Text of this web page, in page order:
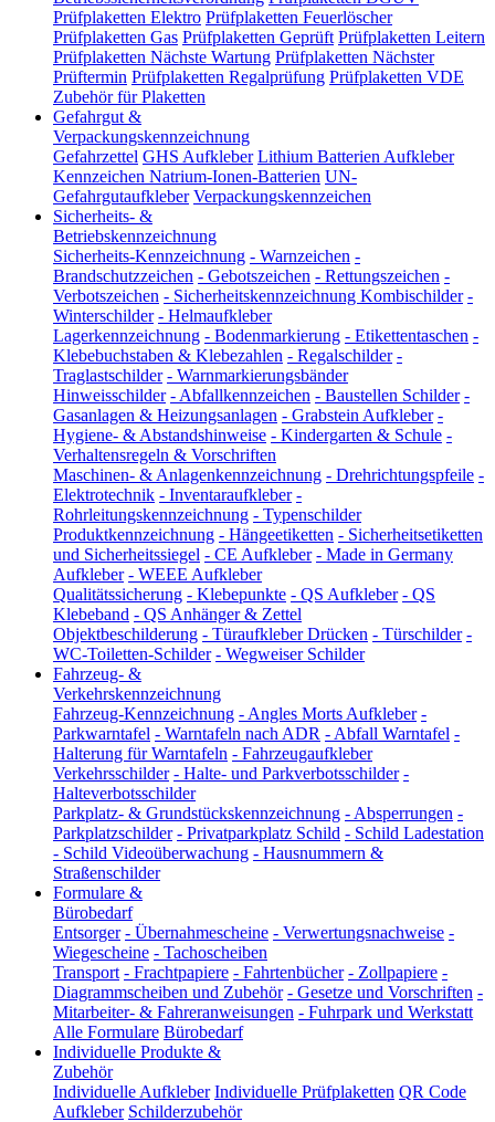
Prüfplaketten Elektro Prüfplaketten Feuerlöscher
Prüfplaketten Gas Prüfplaketten Geprüft Prüfplaketten Leitern
Prüfplaketten Nächste Wartung Prüfplaketten Nächster
Prüftermin Prüfplaketten Regalprüfung Prüfplaketten VDE
Zubehör für Plaketten
Gefahrgut &
Verpackungskennzeichnung
Gefahrzettel GHS Aufkleber Lithium Batterien Aufkleber
Kennzeichen Natrium-Ionen-Batterien UN-
Gefahrgutaufkleber Verpackungskennzeichen
Sicherheits- &
Betriebskennzeichnung
Sicherheits-Kennzeichnung - Warnzeichen -
Brandschutzzeichen - Gebotszeichen - Rettungszeichen -
Verbotszeichen - Sicherheitskennzeichnung Kombischilder -
Winterschilder - Helmaufkleber
Lagerkennzeichnung - Bodenmarkierung - Etikettentaschen -
Klebebuchstaben & Klebezahlen - Regalschilder -
Traglastschilder - Warnmarkierungsbänder
Hinweisschilder - Abfallkennzeichen - Baustellen Schilder -
Gasanlagen & Heizungsanlagen - Grabstein Aufkleber -
Hygiene- & Abstandshinweise - Kindergarten & Schule -
Verhaltensregeln & Vorschriften
Maschinen- & Anlagenkennzeichnung - Drehrichtungspfeile -
Elektrotechnik - Inventaraufkleber -
Rohrleitungskennzeichnung - Typenschilder
Produktkennzeichnung - Hängeetiketten - Sicherheitsetiketten
und Sicherheitssiegel - CE Aufkleber - Made in Germany
Aufkleber - WEEE Aufkleber
Qualitätssicherung - Klebepunkte - QS Aufkleber - QS
Klebeband - QS Anhänger & Zettel
Objektbeschilderung - Türaufkleber Drücken - Türschilder -
WC-Toiletten-Schilder - Wegweiser Schilder
Fahrzeug- &
Verkehrskennzeichnung
Fahrzeug-Kennzeichnung - Angles Morts Aufkleber -
Parkwarntafel - Warntafeln nach ADR - Abfall Warntafel -
Halterung für Warntafeln - Fahrzeugaufkleber
Verkehrsschilder - Halte- und Parkverbotsschilder -
Halteverbotsschilder
Parkplatz- & Grundstückskennzeichnung - Absperrungen -
Parkplatzschilder - Privatparkplatz Schild - Schild Ladestation
- Schild Videoüberwachung - Hausnummern &
Straßenschilder
Formulare &
Bürobedarf
Entsorger - Übernahmescheine - Verwertungsnachweise -
Wiegescheine - Tachoscheiben
Transport - Frachtpapiere - Fahrtenbücher - Zollpapiere -
Diagrammscheiben und Zubehör - Gesetze und Vorschriften -
Mitarbeiter- & Fahreranweisungen - Fuhrpark und Werkstatt
Alle Formulare Bürobedarf
Individuelle Produkte &
Zubehör
Individuelle Aufkleber Individuelle Prüfplaketten QR Code
Aufkleber Schilderzubehör